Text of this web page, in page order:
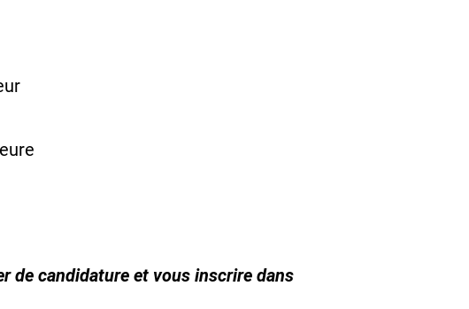
de candidature et vous inscrire dans